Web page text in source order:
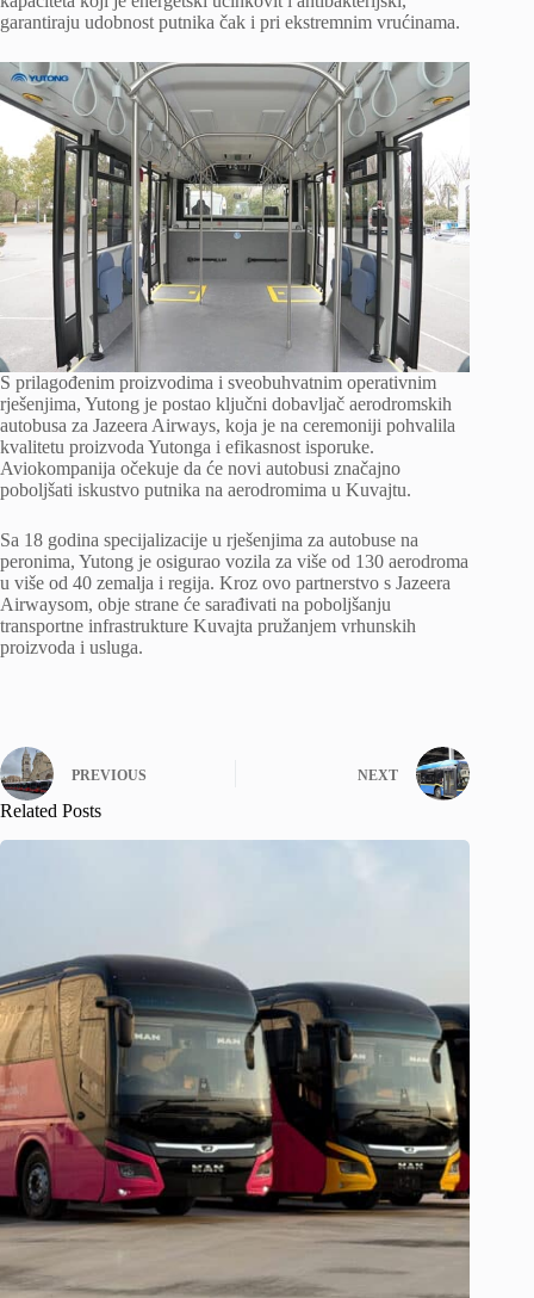
garantiraju udobnost putnika čak i pri ekstremnim vrućinama.
S prilagođenim proizvodima i sveobuhvatnim operativnim
rješenjima, Yutong je postao ključni dobavljač aerodromskih
autobusa za Jazeera Airways, koja je na ceremoniji pohvalila
kvalitetu proizvoda Yutonga i efikasnost isporuke.
Aviokompanija očekuje da će novi autobusi značajno
poboljšati iskustvo putnika na aerodromima u Kuvajtu.
Sa 18 godina specijalizacije u rješenjima za autobuse na
peronima, Yutong je osigurao vozila za više od 130 aerodroma
u više od 40 zemalja i regija. Kroz ovo partnerstvo s Jazeera
Airwaysom, obje strane će sarađivati ​​na poboljšanju
transportne infrastrukture Kuvajta pružanjem vrhunskih
proizvoda i usluga.
PREVIOUS NEXT
Related Posts